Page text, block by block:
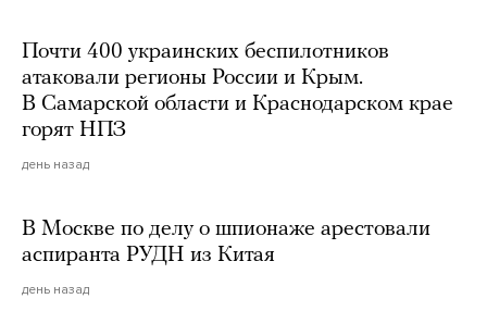
Почти 400 украинских беспилотников
атаковали регионы России и Крым.
В Самарской области и Краснодарском крае
горят НПЗ
день назад
В Москве по делу о шпионаже арестовали
аспиранта РУДН из Китая
день назад